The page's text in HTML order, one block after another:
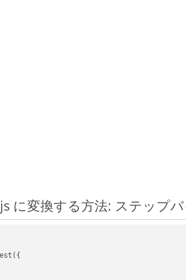
に変換する方法: ステップ